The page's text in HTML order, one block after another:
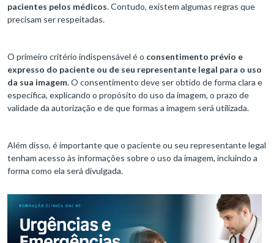
pacientes pelos médicos. Contudo, existem algumas regras que
precisam ser respeitadas.
O primeiro critério indispensável é o consentimento prévio e
expresso do paciente ou de seu representante legal para o uso
da sua imagem. O consentimento deve ser obtido de forma clara e
específica, explicando o propósito do uso da imagem, o prazo de
validade da autorização e de que formas a imagem será utilizada.
Além disso, é importante que o paciente ou seu representante legal
tenham acesso às informações sobre o uso da imagem, incluindo a
forma como ela será divulgada.